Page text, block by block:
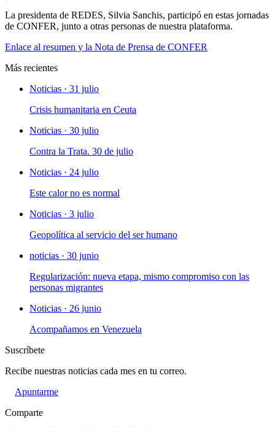
La presidenta de REDES, Silvia Sanchis, participó en estas jornadas
de CONFER, junto a otras personas de nuestra plataforma.
Enlace al resumen y la Nota de Prensa de CONFER
Más recientes
Noticias · 31 julio
Crisis humanitaria en Ceuta
Noticias · 30 julio
Contra la Trata. 30 de julio
Noticias · 24 julio
Este calor no es normal
Noticias · 3 julio
Geopolítica al servicio del ser humano
noticias · 30 junio
Regularización: nueva etapa, mismo compromiso con las
personas migrantes
Noticias · 26 junio
Acompañamos en Venezuela
Suscríbete
Recibe nuestras noticias cada mes en tu correo.
Apuntarme
Comparte